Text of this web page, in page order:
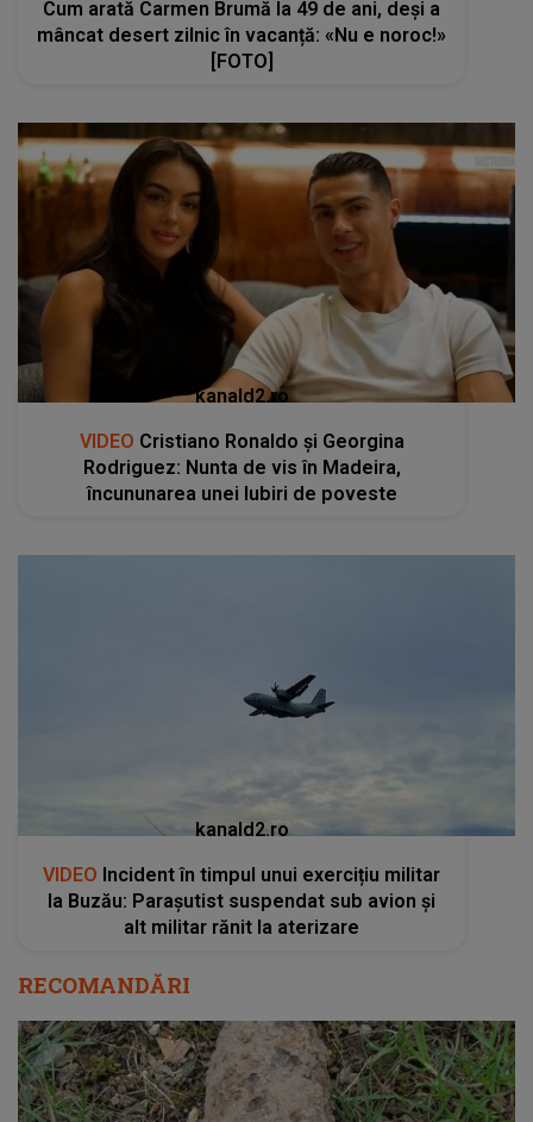
Cum arată Carmen Brumă la 49 de ani, deși a
mâncat desert zilnic în vacanță: «Nu e noroc!»
[FOTO]
kanald2.ro
VIDEO Cristiano Ronaldo și Georgina
Rodriguez: Nunta de vis în Madeira,
încununarea unei Iubiri de poveste
kanald2.ro
VIDEO Incident în timpul unui exercițiu militar
la Buzău: Parașutist suspendat sub avion și
alt militar rănit la aterizare
RECOMANDĂRI